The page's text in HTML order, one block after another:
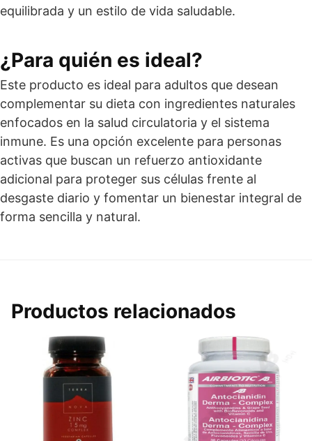
equilibrada y un estilo de vida saludable.
¿Para quién es ideal?
Este producto es ideal para adultos que desean
complementar su dieta con ingredientes naturales
enfocados en la salud circulatoria y el sistema
inmune. Es una opción excelente para personas
activas que buscan un refuerzo antioxidante
adicional para proteger sus células frente al
desgaste diario y fomentar un bienestar integral de
forma sencilla y natural.
Productos relacionados